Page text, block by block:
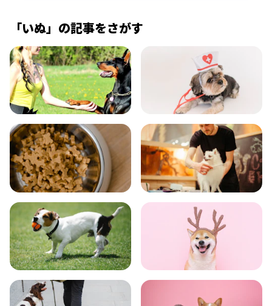
「いぬ」の記事をさがす
飼い方 健康
食事 お手入れ
トレーニング グッズ